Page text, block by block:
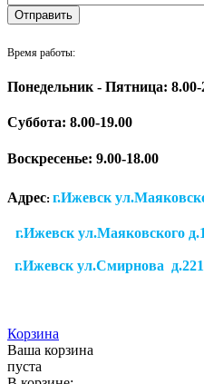
Время работы:
Понедельник - Пятница: 8.00-
Суббота: 8.00-19.00
Воскресенье: 9.00-18.00
Адрес: г.Ижевск
г.Ижевск
г.Ижевск ул.Смирнова д.221
Корзина
Ваша корзина
пуста